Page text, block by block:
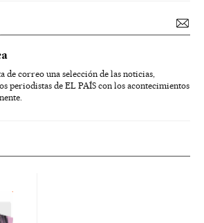
de correo una selección de las noticias,
periodistas de EL PAÍS con los acontecimientos